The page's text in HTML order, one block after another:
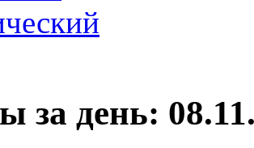
за день: